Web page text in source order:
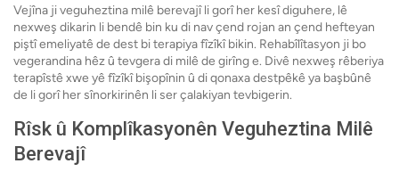
Vejîna ji veguheztina milê berevajî li gorî her kesî diguhere, lê
nexweş dikarin li bendê bin ku di nav çend rojan an çend hefteyan
piştî emeliyatê de dest bi terapiya fîzîkî bikin. Rehabîlîtasyon ji bo
vegerandina hêz û tevgera di milê de girîng e. Divê nexweş rêberiya
terapîstê xwe yê fîzîkî bişopînin û di qonaxa destpêkê ya başbûnê
de li gorî her sînorkirinên li ser çalakiyan tevbigerin.
Rîsk û Komplîkasyonên Veguheztina Milê
Berevajî